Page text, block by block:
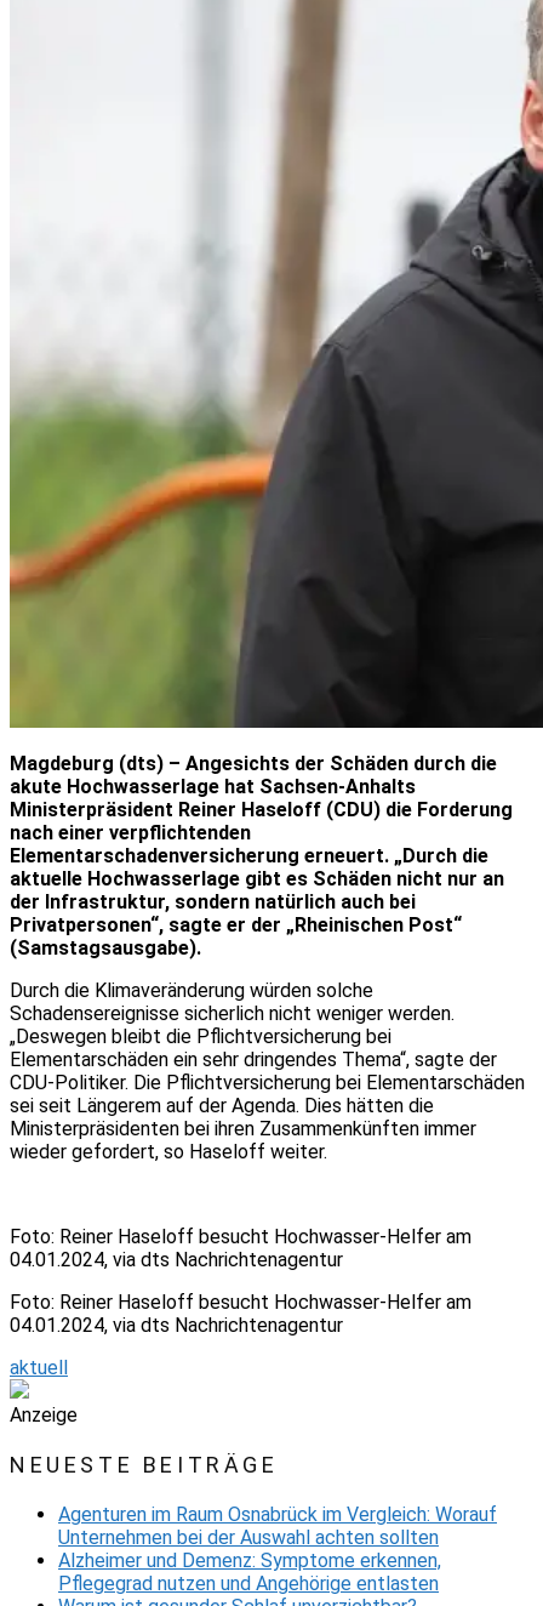
Magdeburg (dts) – Angesichts der Schäden durch die
akute Hochwasserlage hat Sachsen-Anhalts
Ministerpräsident Reiner Haseloff (CDU) die Forderung
nach einer verpflichtenden
Elementarschadenversicherung erneuert. „Durch die
aktuelle Hochwasserlage gibt es Schäden nicht nur an
der Infrastruktur, sondern natürlich auch bei
Privatpersonen“, sagte er der „Rheinischen Post“
(Samstagsausgabe).
Durch die Klimaveränderung würden solche
Schadensereignisse sicherlich nicht weniger werden.
„Deswegen bleibt die Pflichtversicherung bei
Elementarschäden ein sehr dringendes Thema“, sagte der
CDU-Politiker. Die Pflichtversicherung bei Elementarschäden
sei seit Längerem auf der Agenda. Dies hätten die
Ministerpräsidenten bei ihren Zusammenkünften immer
wieder gefordert, so Haseloff weiter.
Foto: Reiner Haseloff besucht Hochwasser-Helfer am
04.01.2024, via dts Nachrichtenagentur
Foto: Reiner Haseloff besucht Hochwasser-Helfer am
04.01.2024, via dts Nachrichtenagentur
aktuell
Anzeige
NEUESTE BEITRÄGE
Agenturen im Raum Osnabrück im Vergleich: Worauf
Unternehmen bei der Auswahl achten sollten
Alzheimer und Demenz: Symptome erkennen,
Pflegegrad nutzen und Angehörige entlasten